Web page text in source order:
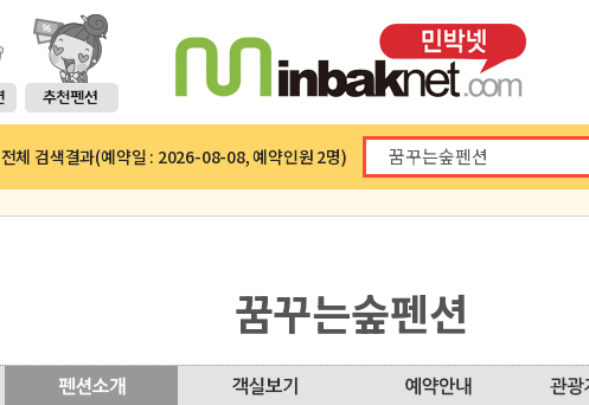
전체 검색결과(예약일 : 2026-08-08, 예약인원 2명)
꿈꾸는숲펜션